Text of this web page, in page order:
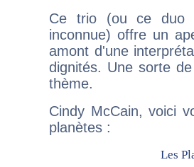
Ce trio (ou ce duo
inconnue) offre un
amont d'une
dignités. Une sorte
thème.
Cindy McCain, voici
planètes :